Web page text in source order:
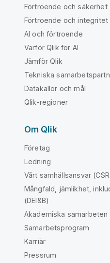
Förtroende och säkerhet
Förtroende och integritet
AI och förtroende
Varför Qlik för AI
Jämför Qlik
Tekniska
Datakällor och mål
Qlik-regioner
Om Qlik
Företag
Ledning
Vårt samhällsansvar
Mångfald, jämlikhet,
(DEI&B)
Akademiska samarbeten
Samarbetsprogram
Karriär
Pressrum